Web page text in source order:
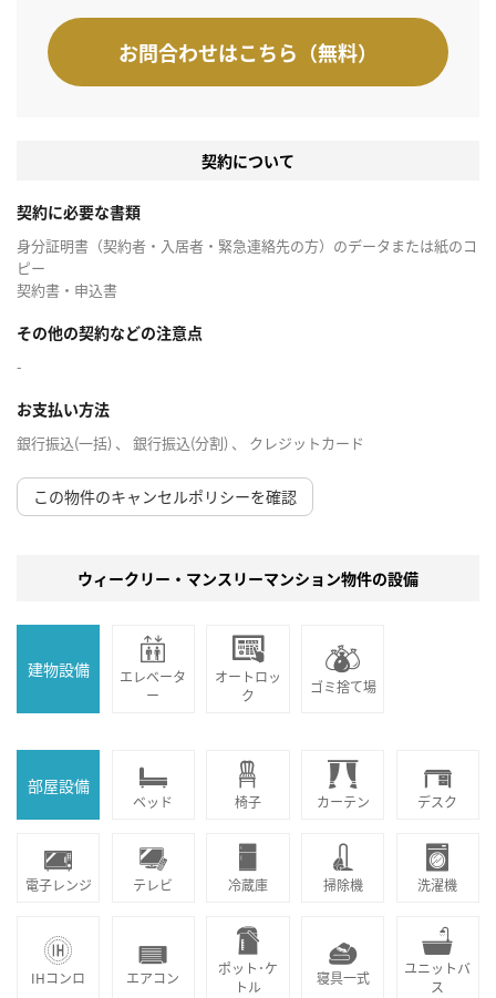
お問合わせはこちら（無料）
契約について
契約に必要な書類
身分証明書（契約者・入居者・緊急連絡先の方）のデータまたは紙のコ
ピー
契約書・申込書
その他の契約などの注意点
-
お支払い方法
銀行振込(一括) 、 銀行振込(分割) 、 クレジットカード
この物件のキャンセルポリシーを確認
ウィークリー・マンスリーマンション物件の設備
建物設備
エレベータ
ー
オートロッ
ク
ゴミ捨て場
部屋設備
ベッド 椅子 カーテン デスク
電子レンジ テレビ 冷蔵庫 掃除機 洗濯機
IHコンロ エアコン
ポット･ケ
トル
寝具一式
ユニットバ
ス